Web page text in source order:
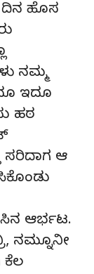
ಹೊಸ
ನಮ್ಮ
ಇದೂ
ಹಠ
ಸರಿದಾಗ ಆ
ಆರ್ಭಟ.
ನಮ್ನೂನೀ
ಕೆಲ